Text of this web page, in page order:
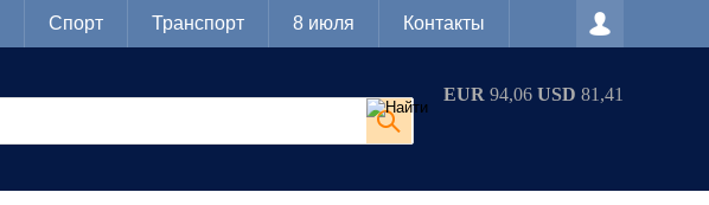
Спорт Транспорт 8 июля Контакты
EUR 94,06 USD 81,41